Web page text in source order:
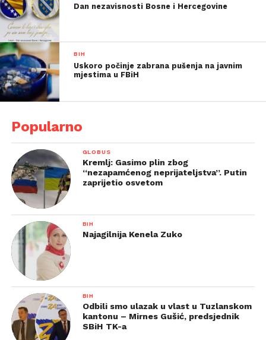
Dan nezavisnosti Bosne i Hercegovine
BIH
Uskoro počinje zabrana pušenja na javnim
mjestima u FBiH
Popularno
GLOBUS
Kremlj: Gasimo plin zbog
“nezapamćenog neprijateljstva”. Putin
zaprijetio osvetom
BIH
Najagilnija Kenela Zuko
BIH
Odbili smo ulazak u vlast u Tuzlanskom
kantonu – Mirnes Gušić, predsjednik
SBiH TK-a